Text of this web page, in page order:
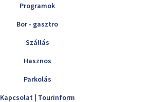
Programok
Bor - gasztro
Szállás
Hasznos
Parkolás
Kapcsolat | Tourinform